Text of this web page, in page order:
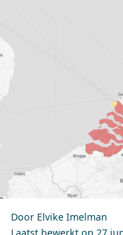
Door Elvike Imelman